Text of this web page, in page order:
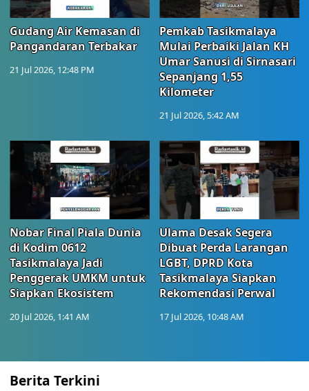
Gudang Air Kemasan di
Pangandaran Terbakar
21 Jul 2026, 12:48 PM
Pemkab Tasikmalaya
Mulai Perbaiki Jalan KH
Umar Sanusi di Sirnasari
Sepanjang 1,55
Kilometer
21 Jul 2026, 5:42 AM
Nobar Final Piala Dunia
di Kodim 0612
Tasikmalaya Jadi
Penggerak UMKM untuk
Siapkan Ekosistem
20 Jul 2026, 1:41 AM
Ulama Desak Segera
Dibuat Perda Larangan
LGBT, DPRD Kota
Tasikmalaya Siapkan
Rekomendasi Perwal
17 Jul 2026, 10:48 AM
Berita Terkini